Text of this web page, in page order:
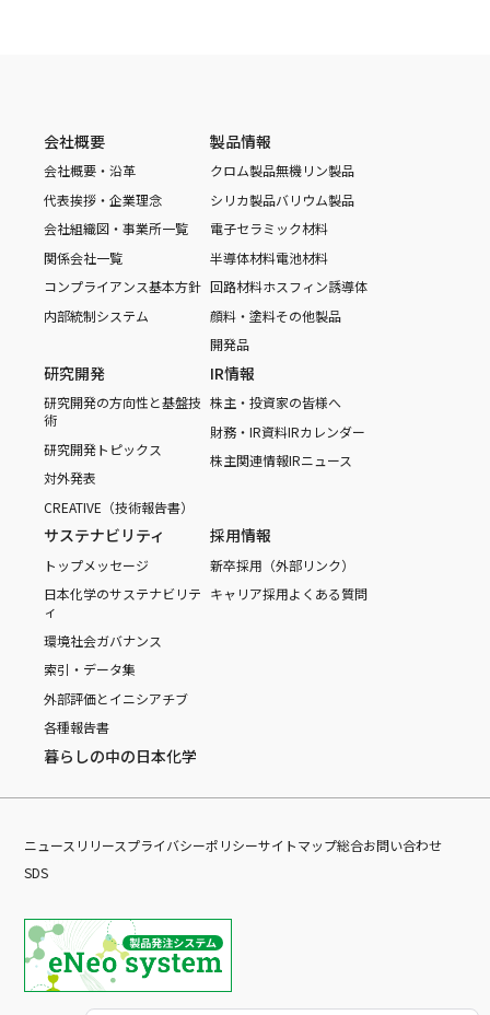
会社概要
会社概要・沿革
代表挨拶・企業理念
会社組織図・事業所一覧
関係会社一覧
コンプライアンス基本方針
内部統制システム
製品情報
クロム製品無機リン製品
シリカ製品バリウム製品
電子セラミック材料
半導体材料電池材料
回路材料ホスフィン誘導体
顔料・塗料その他製品
開発品
研究開発
研究開発の方向性と基盤技
術
研究開発トピックス
対外発表
CREATIVE（技術報告書）
IR情報
株主・投資家の皆様へ
財務・IR資料IRカレンダー
株主関連情報IRニュース
サステナビリティ
トップメッセージ
日本化学のサステナビリテ
ィ
環境社会ガバナンス
索引・データ集
外部評価とイニシアチブ
各種報告書
採用情報
新卒採用（外部リンク）
キャリア採用よくある質問
暮らしの中の日本化学
ニュースリリースプライバシーポリシーサイトマップ総合お問い合わせ
SDS